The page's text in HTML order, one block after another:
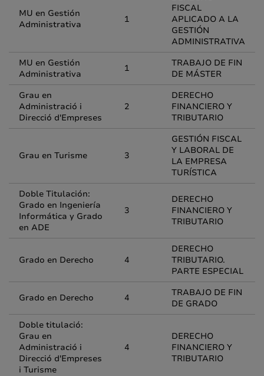
MU en Gestión
Administrativa
1
FISCAL
APLICADO A LA
GESTIÓN
ADMINISTRATIVA
MU en Gestión
Administrativa
1
TRABAJO DE FIN
DE MÁSTER
Grau en
Administració i
Direcció d'Empreses
2
DERECHO
FINANCIERO Y
TRIBUTARIO
Grau en Turisme 3
GESTIÓN FISCAL
Y LABORAL DE
LA EMPRESA
TURÍSTICA
Doble Titulación:
Grado en Ingeniería
Informática y Grado
en ADE
3
DERECHO
FINANCIERO Y
TRIBUTARIO
Grado en Derecho 4
DERECHO
TRIBUTARIO.
PARTE ESPECIAL
Grado en Derecho 4
TRABAJO DE FIN
DE GRADO
Doble titulació:
Grau en
Administració i
Direcció d'Empreses
i Turisme
4
DERECHO
FINANCIERO Y
TRIBUTARIO